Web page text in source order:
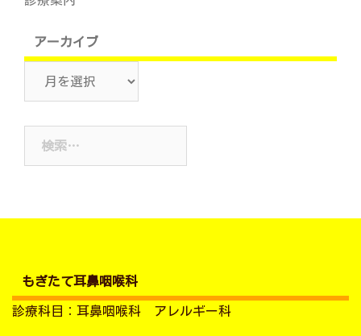
アーカイブ
もぎたて耳鼻咽喉科
診療科目：耳鼻咽喉科 アレルギー科